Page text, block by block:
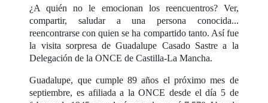
¿A quién no le emocionan los reencuentros? Ver,
compartir, saludar a una persona conocida...
reencontrarse con quien se ha compartido tanto. Así fue
la visita sorpresa de Guadalupe Casado Sastre a la
Delegación de la ONCE de Castilla-La Mancha.
Guadalupe, que cumple 89 años el próximo mes de
septiembre, es afiliada a la ONCE desde el día 5 de